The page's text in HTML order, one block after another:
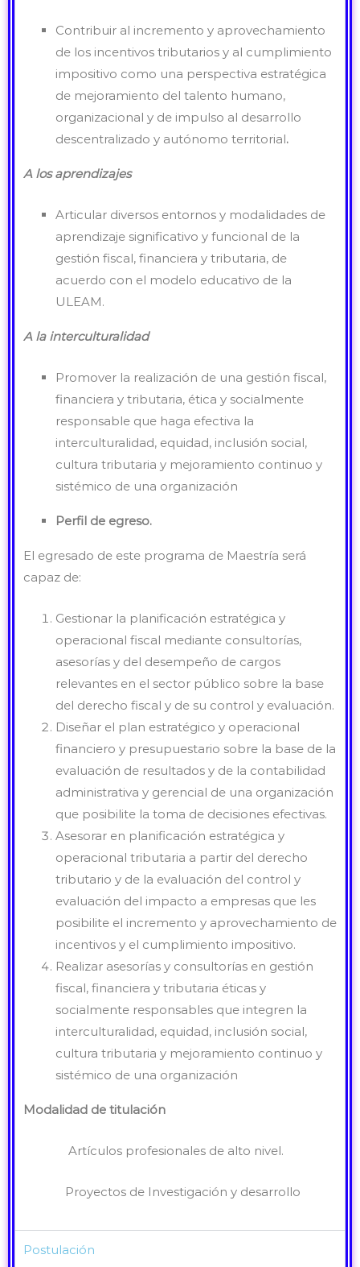
Contribuir al incremento y aprovechamiento
de los incentivos tributarios y al cumplimiento
impositivo como una perspectiva estratégica
de mejoramiento del talento humano,
organizacional y de impulso al desarrollo
descentralizado y autónomo territorial.
A los aprendizajes
Articular diversos entornos y modalidades de
aprendizaje significativo y funcional de la
gestión fiscal, financiera y tributaria, de
acuerdo con el modelo educativo de la
ULEAM.
A la interculturalidad
Promover la realización de una gestión fiscal,
financiera y tributaria, ética y socialmente
responsable que haga efectiva la
interculturalidad, equidad, inclusión social,
cultura tributaria y mejoramiento continuo y
sistémico de una organización
Perfil de egreso.
El egresado de este programa de Maestría será
capaz de:
Gestionar la planificación estratégica y
operacional fiscal mediante consultorías,
asesorías y del desempeño de cargos
relevantes en el sector público sobre la base
del derecho fiscal y de su control y evaluación.
Diseñar el plan estratégico y operacional
financiero y presupuestario sobre la base de la
evaluación de resultados y de la contabilidad
administrativa y gerencial de una organización
que posibilite la toma de decisiones efectivas.
Asesorar en planificación estratégica y
operacional tributaria a partir del derecho
tributario y de la evaluación del control y
evaluación del impacto a empresas que les
posibilite el incremento y aprovechamiento de
incentivos y el cumplimiento impositivo.
Realizar asesorías y consultorías en gestión
fiscal, financiera y tributaria éticas y
socialmente responsables que integren la
interculturalidad, equidad, inclusión social,
cultura tributaria y mejoramiento continuo y
sistémico de una organización
Modalidad de titulación
Artículos profesionales de alto nivel.
Proyectos de Investigación y desarrollo
Postulación